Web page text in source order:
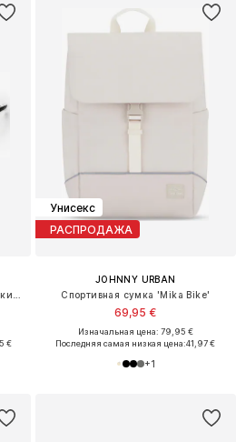
Спортивные солнцезащитные очки 'Sunspot'
€
Унисекс
РАСПРОДАЖА
JOHNNY URBAN
Спортивная сумка 'Mika Bike'
69,95 €
Изначальная цена: 79,95 €
Последняя самая низкая цена:41,97 €
+1